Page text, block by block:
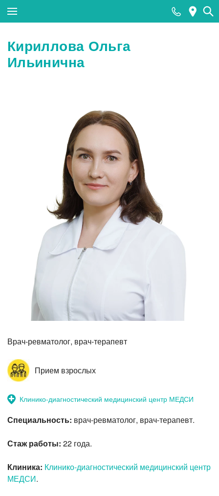
Ультразвуковая диагностика (УЗИ)
Лабораторные исследования
Прием хирурга
Прием стоматолога
Тесты на COVID-19 (антиген к SARS-CoV-2)
методом ПЦР
Прием невролога
Кириллова Ольга
Ильинична
Врач-ревматолог, врач-терапевт
Прием взрослых
Клинико-диагностический медицинский центр МЕДСИ
Специальность: врач-ревматолог, врач-терапевт.
Стаж работы: 22 года.
Клиника: Клинико-диагностический медицинский центр
МЕДСИ.